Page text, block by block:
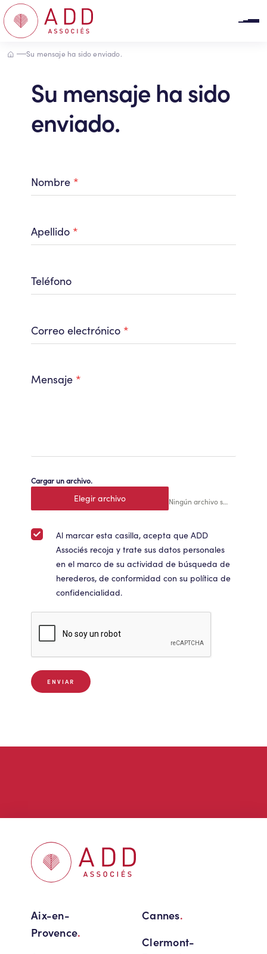
Su mensaje ha sido
enviado.
Nombre *
Apellido *
Teléfono
Correo electrónico *
Mensaje *
Cargar un archivo.
Elegir archivo Ningún archivo seleccionado
Al marcar esta casilla, acepta que ADD
Associés recoja y trate sus datos personales
en el marco de su actividad de búsqueda de
herederos, de conformidad con su política de
confidencialidad.
ENVIAR
AccueilSu mensaje ha sido enviado.
Aix-en-
Provence.
Cannes.
Clermont-
Panel de gestión de cookies